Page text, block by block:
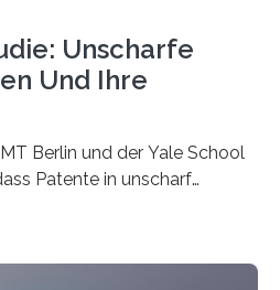
Unscharfe
Und Ihre
Berlin und der Yale School
Patente in unscharf
Innovationen führen und